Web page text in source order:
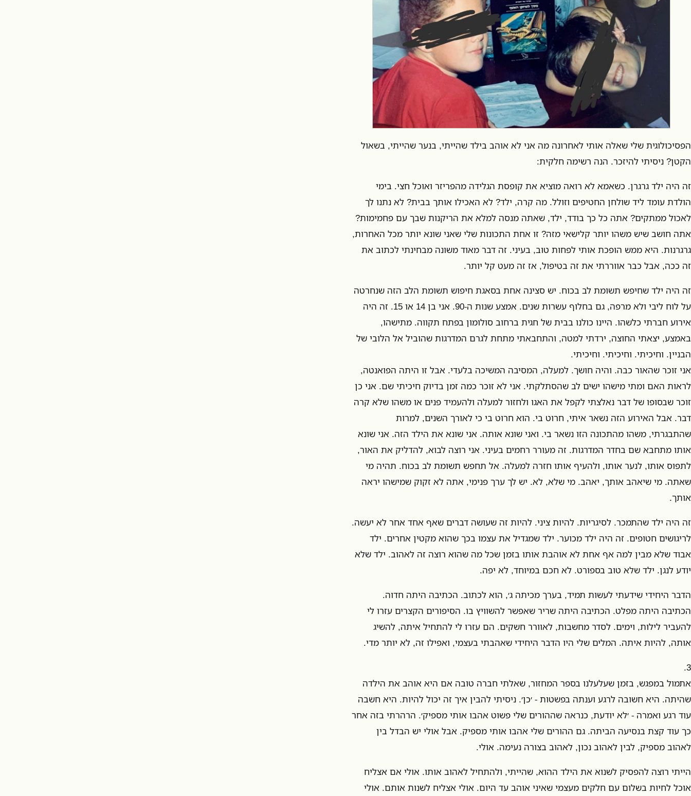
הפסיכולוגית שלי שאלה אותי לאחרונה מה אני לא אוהב בילד שהייתי, בנער שהייתי, בשאול
הקטן? ניסיתי להיזכר. הנה רשימה חלקית:
זה היה ילד גרגרן. כשאמא לא רואה מוציא את קופסת הגלידה מהפריזר ואוכל חצי. בימי
הולדת עומד ליד שולחן החטיפים וזולל. מה קרה, ילד? לא האכילו אותך בבית? לא נתנו לך
לאכול ממתקים? אתה כל כך בודד, ילד, שאתה מנסה למלא את הריקנות שבך עם פחמימות?
אתה חושב שיש משהו יותר קלישאי מזה? זו אחת התכונות שלי שאני שונא יותר מכל האחרות,
גרגרנות. היא ממש הופכת אותי לפחות טוב, בעיני. זה דבר מאוד משונה מבחינתי לכתוב את
זה ככה, אבל כבר אווררתי את זה בטיפול, אז זה מעט קל יותר.
זה היה ילד שחיפש תשומת לב בכוח. יש סצינה אחת בסאגת חיפוש תשומת הלב הזה שנחרטה
על לוח ליבי ולא מרפה, גם בחלוף עשרות שנים. אמצע שנות ה-90. אני בן 14 או 15. זה היה
אירוע חברתי כלשהו. היינו כולנו בבית של חגית ברחוב סולומון בפתח תקווה. מתישהו,
באמצע, יצאתי החוצה, ירדתי למטה, והתחבאתי מתחת לגרם המדרגות שהוביל אל הלובי של
הבניין. וחיכיתי. וחיכיתי. וחיכיתי.
אני זוכר שהאור כבה. והיה חושך. למעלה, המסיבה המשיכה בלעדי. אבל זו היתה הפואנטה,
לראות האם ומתי מישהו ישים לב שהסתלקתי. אני לא זוכר כמה זמן בדיוק חיכיתי שם. אני כן
זוכר שבסופו של דבר נאלצתי לקפל את האגו ולחזור למעלה ולהעמיד פנים או משהו שלא קרה
דבר. אבל האירוע הזה נשאר איתי, חרוט בי. הוא חרוט בי כי לאורך השנים, למרות
שהתבגרתי, משהו מהתכונה הזו נשאר בי. ואני שונא אותה. אני שונא את הילד הזה. אני שונא
אותו מתחבא שם בחדר המדרגות. זה מעורר רחמים בעיני. אני רוצה לבוא, להדליק את האור,
לתפוס אותו, לנער אותו, ולהעיף אותו חזרה למעלה. אל תחפש תשומת לב בכוח. תהיה מי
שאתה. מי שיאהב אותך, יאהב. מי שלא, לא. יש לך ערך פנימי, אתה לא זקוק שמישהו יראה
אותך.
זה היה ילד שהתמכר. לסיגריות. להיות ציני. להיות זה שעושה דברים שאף אחד אחר לא יעשה.
לריגושים חטופים. זה היה ילד מכוער. ילד שמגדיל את עצמו בכך שהוא מקטין אחרים. ילד
אבוד שלא מבין למה אף אחת לא אוהבת אותו בזמן שכל מה שהוא רוצה זה לאהוב. ילד שלא
יודע לנגן. ילד שלא טוב בספורט. לא חכם במיוחד, לא יפה.
הדבר היחידי שידעתי לעשות תמיד, בערך מכיתה ג׳, הוא לכתוב. הכתיבה היתה חדוה.
הכתיבה היתה מפלט. הכתיבה היתה שריר שאפשר להשוויץ בו. הסיפורים הקצרים עזרו לי
להעביר לילות, וימים. לסדר מחשבות, לאוורר חשקים. הם עזרו לי להתחיל איתה, להשיג
אותה, להיות איתה. המלים שלי היו הדבר היחידי שאהבתי בעצמי, ואפילו זה, לא יותר מדי.
3.
אתמול במפגש, בזמן שעלעלנו בספר המחזור, שאלתי חברה טובה אם היא אוהב את הילדה
שהיתה. היא חשובה לרגע וענתה בפשטות - ׳כן׳. ניסיתי להבין איך זה יכול להיות. היא חשבה
עוד רגע ואמרה - ׳לא יודעת, כנראה שההורים שלי פשוט אהבו אותי מספיק׳. הרהרתי בזה אחר
כך עוד קצת בנסיעה הביתה. גם ההורים שלי אהבו אותי מספיק. אבל אולי יש הבדל בין
לאהוב מספיק, לבין לאהוב נכון, לאהוב בצורה נעימה. אולי.
הייתי רוצה להפסיק לשנוא את הילד ההוא, שהייתי, ולהתחיל לאהוב אותו. אולי אם אצליח
אוכל לחיות בשלום עם חלקים מעצמי שאיני אוהב עד היום. אולי אצליח לשנות אותם. אולי